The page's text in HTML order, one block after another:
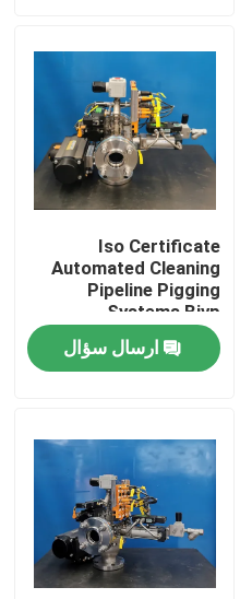
Iso Certificate
Automated Cleaning
Pipeline Pigging
Systems Bjvp
ارسال سؤال